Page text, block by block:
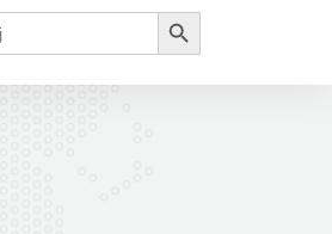
Search Button